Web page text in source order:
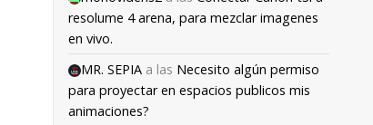
resolume 4 arena, para mezclar imagenes
en vivo.
MR. SEPIA a las Necesito algún permiso
para proyectar en espacios publicos mis
animaciones?